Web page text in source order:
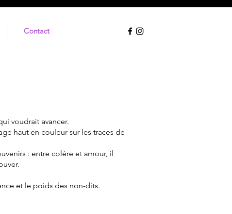
Contact
voudrait avancer.
haut en couleur sur les traces de
: entre colère et amour, il
et le poids des non-dits.